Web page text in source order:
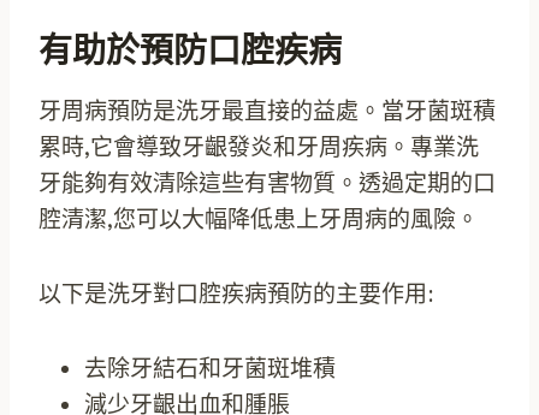
有助於預防口腔疾病
牙周病預防是洗牙最直接的益處。當牙菌斑積
累時,它會導致牙齦發炎和牙周疾病。專業洗
牙能夠有效清除這些有害物質。透過定期的口
腔清潔,您可以大幅降低患上牙周病的風險。
以下是洗牙對口腔疾病預防的主要作用:
去除牙結石和牙菌斑堆積
減少牙齦出血和腫脹